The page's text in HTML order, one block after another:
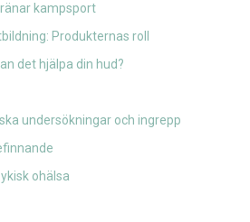
kampsport
Produkternas roll
det hjälpa din hud?
undersökningar och ingrepp
ohälsa